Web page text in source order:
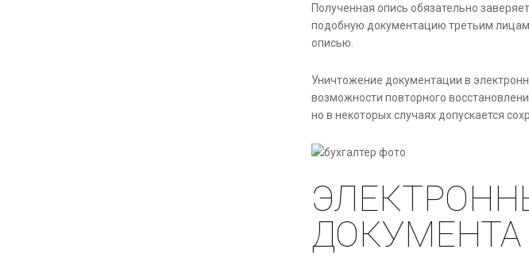
Полученная опись обязательно
подобную документацию третьим
описью.
Уничтожение документации в
возможности повторного
но в некоторых случаях допускается
ДОКУМЕНТА